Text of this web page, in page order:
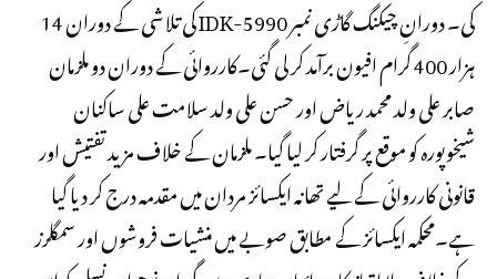
کی۔ دورانِ چیکنگ گاڑی نمبر IDK-5990 کی تلاشی کے دوران 14
ہزار 400 گرام افیون برآمد کر لی گئی۔کارروائی کے دوران دو ملزمان
صابر علی ولد محمد ریاض اور حسن علی ولد سلامت علی ساکنان
شیخوپورہ کو موقع پر گرفتار کر لیا گیا۔ ملزمان کے خلاف مزید تفتیش اور
قانونی کارروائی کے لیے تھانہ ایکسائز مردان میں مقدمہ درج کر دیا گیا
ہے۔محکمہ ایکسائز کے مطابق صوبے میں منشیات فروشوں اور سمگلرز